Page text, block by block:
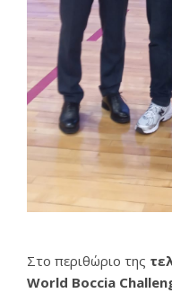
Στο περιθώριο της
World Boccia